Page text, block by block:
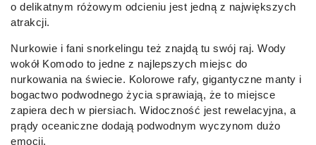
o delikatnym różowym odcieniu jest jedną z największych
atrakcji.
Nurkowie i fani snorkelingu też znajdą tu swój raj. Wody
wokół Komodo to jedne z najlepszych miejsc do
nurkowania na świecie. Kolorowe rafy, gigantyczne manty i
bogactwo podwodnego życia sprawiają, że to miejsce
zapiera dech w piersiach. Widoczność jest rewelacyjna, a
prądy oceaniczne dodają podwodnym wyczynom dużo
emocji.